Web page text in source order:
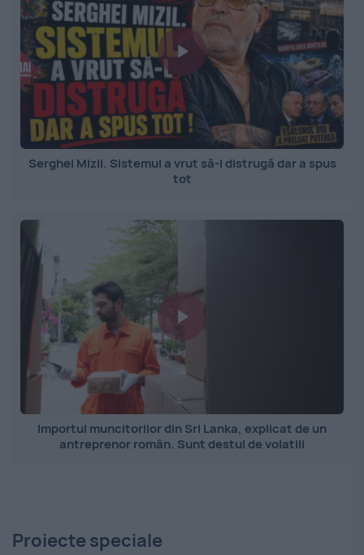
Serghei Mizil. Sistemul a vrut să-l distrugă dar a spus
tot
Importul muncitorilor din Sri Lanka, explicat de un
antreprenor român. Sunt destul de volatili
Proiecte speciale